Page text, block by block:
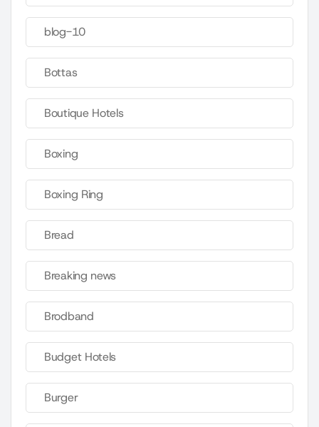
blog-10
Bottas
Boutique Hotels
Boxing
Boxing Ring
Bread
Breaking news
Brodband
Budget Hotels
Burger